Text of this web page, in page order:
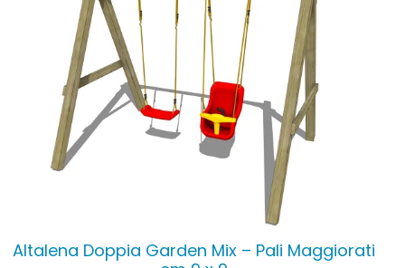
Altalena Doppia Garden Mix – Pali Maggiorati